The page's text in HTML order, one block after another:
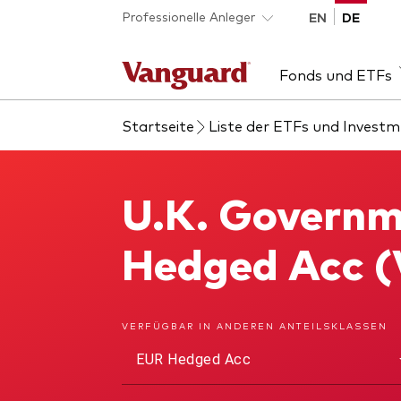
Skip to main content
Professionelle Anleger EN DE
Fonds und ETFs
Liste aller Vanguard
Fonds und ETFs
Insights
Entdecken Sie Vanguard
365
Die
Dienstleistungen
Portfolio-Services
Über Vanguard
Startseite Liste der ETFs und
U.K.
Hedged Acc
VERFÜGBAR IN ANDEREN ANTEILSKLASSEN
EUR Hedged Acc